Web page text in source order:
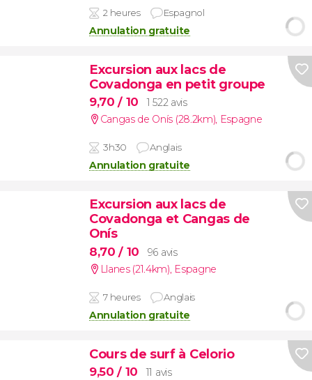
2 heures Espagnol
Annulation gratuite
Excursion aux lacs de
Covadonga en petit groupe
9,70/ 10
1 522 avis
Cangas de Onís (28.2km), Espagne
3h30 Anglais
Annulation gratuite
Excursion aux lacs de
Covadonga et Cangas de
Onís
8,70/ 10
96 avis
Llanes (21.4km), Espagne
7 heures Anglais
Annulation gratuite
Cours de surf à Celorio
9,50/ 10
11 avis